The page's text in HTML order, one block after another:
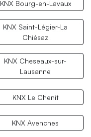
KNX Bourg-en-Lavaux
KNX Saint-Légier-La
Chiésaz
KNX Cheseaux-sur-
Lausanne
KNX Le Chenit
KNX Avenches